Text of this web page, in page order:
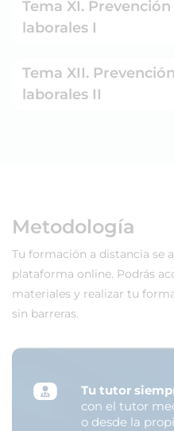
Tema XI.
laborales I
Tema XII.
laborales II
Metodología
Tu formación a distancia se
plataforma online. Podrás
materiales y realizar tu
sin barreras.
Tu tutor
con el tutor
o desde la